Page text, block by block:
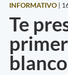
INFORMATIVO |
Te